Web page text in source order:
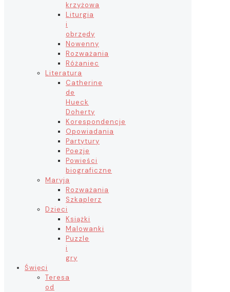
krzyżowa
Liturgia
i
obrzędy
Nowenny
Rozważania
Różaniec
Literatura
Catherine
de
Hueck
Doherty
Korespondencje
Opowiadania
Partytury
Poezje
Powieści
biograficzne
Maryja
Rozważania
Szkaplerz
Dzieci
Książki
Malowanki
Puzzle
i
gry
Święci
Teresa
od